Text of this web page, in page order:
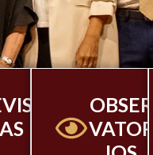
AS
OBSER
VATOR